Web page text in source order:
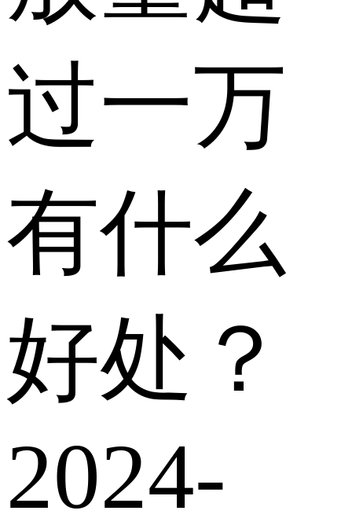
过一万
有什么
好处？
2024-